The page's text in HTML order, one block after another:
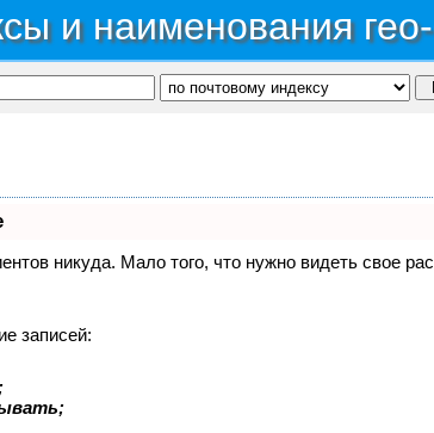
и наименования
никуда. Мало того, что нужно видеть свое
записей: